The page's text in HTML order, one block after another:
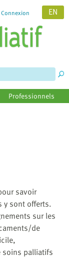
Connexion EN
Professionnels
savoir
y sont offerts.
sur les
de
soins palliatifs